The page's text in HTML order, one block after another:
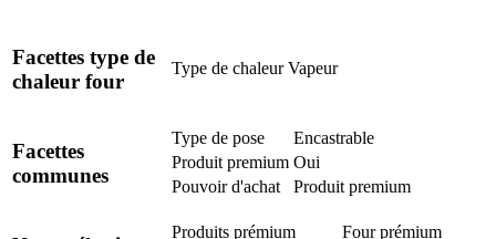
Facettes type de
chaleur four
Type de chaleur Vapeur
Facettes
communes
Type de pose
Encastrable
Produit premium Oui
Pouvoir d'achat
Produit premium
Produits prémium
Four prémium